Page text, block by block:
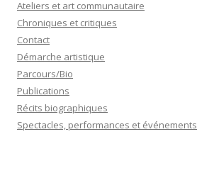
Ateliers et art communautaire
Chroniques et critiques
Contact
Démarche artistique
Parcours/Bio
Publications
Récits biographiques
Spectacles, performances et événements